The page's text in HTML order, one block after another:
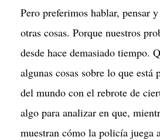
Pero preferimos hablar, pensar
otras cosas. Porque nuestros
desde hace demasiado tiempo.
algunas cosas sobre lo que está
del mundo con el rebrote de
algo para analizar en que,
muestran cómo la policía juega